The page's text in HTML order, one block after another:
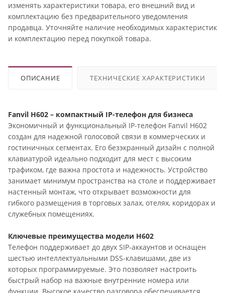
изменять характеристики товара, его внешний вид и
комплектацию без предварительного уведомления
продавца. Уточняйте наличие необходимых характеристик
и комплектацию перед покупкой товара.
ОПИСАНИЕ ТЕХНИЧЕСКИЕ ХАРАКТЕРИСТИКИ
Fanvil H602 – компактный IP-телефон для бизнеса
Экономичный и функциональный IP-телефон Fanvil H602
создан для надежной голосовой связи в коммерческих и
гостиничных сегментах. Его безэкранный дизайн с полной
клавиатурой идеально подходит для мест с высоким
трафиком, где важна простота и надежность. Устройство
занимает минимум пространства на столе и поддерживает
настенный монтаж, что открывает возможности для
гибкого размещения в торговых залах, отелях, коридорах и
служебных помещениях.
Ключевые преимущества модели H602
Телефон поддерживает до двух SIP-аккаунтов и оснащен
шестью интеллектуальными DSS-клавишами, две из
которых программируемые. Это позволяет настроить
быстрый набор на важные внутренние номера или